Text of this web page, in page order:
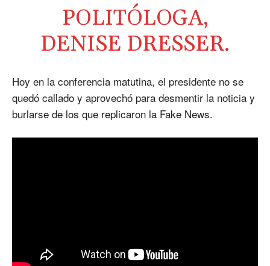
POLITÓLOGA,
DENISE DRESSER.
Hoy en la conferencia matutina, el presidente no se
quedó callado y aprovechó para desmentir la noticia y
burlarse de los que replicaron la Fake News.